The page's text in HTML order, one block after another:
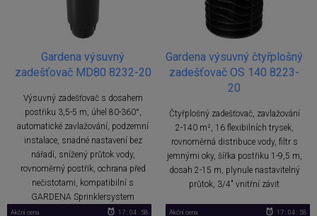
Gardena výsuvný
zadešťovač MD80 8232-20
Výsuvný zadešťovač s dosahem
postřiku 3,5-5 m, úhel 80-360°,
automatické zavlažování, podzemní
instalace, snadné nastavení bez
nářadí, snížený průtok vody,
rovnoměrný postřik, ochrana před
nečistotami, kompatibilní s
GARDENA Sprinklersystem
Akční cena 17 : 04 : 57
Gardena výsuvný čtyřplošný
zadešťovač OS 140 8223-
20
Čtyřplošný zadešťovač, zavlažování
2-140 m², 16 flexibilních trysek,
rovnoměrná distribuce vody, filtr s
jemnými oky, šířka postřiku 1-9,5 m,
dosah 2-15 m, plynule nastavitelný
průtok, 3/4" vnitřní závit
Akční cena 17 : 04 : 57